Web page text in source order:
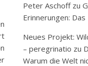
Peter Aschoffzu
Erinnerungen:
Neues Projekt:
– peregrinatio zu
Warum die Welt